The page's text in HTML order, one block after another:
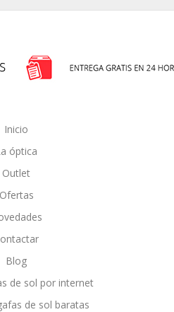
Inicio
óptica
Outlet
Ofertas
Blog
de sol por internet
de sol baratas